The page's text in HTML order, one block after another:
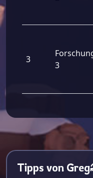
3
3
Tipps von Greg